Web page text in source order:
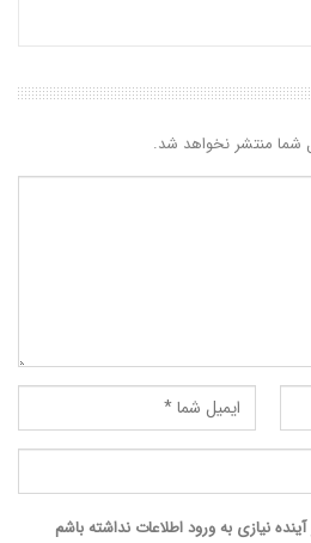
شما منتشر نخواهد شد.
نیازی به ورود اطلاعات نداشته باشم